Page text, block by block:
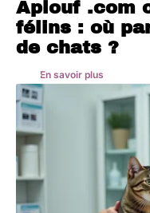
Aplouf .com
félins : où
de chats ?
En savoir plus